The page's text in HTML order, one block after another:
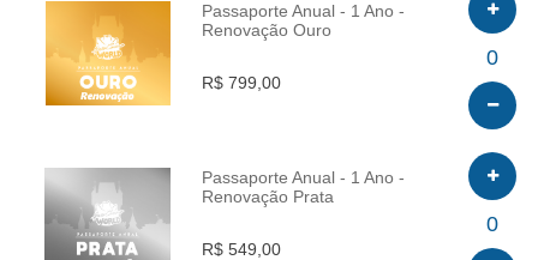
INFO
Passaporte Anual - 1 Ano -
Renovação Ouro
R$ 799,00
0
INFO
Passaporte Anual - 1 Ano -
Renovação Prata
R$ 549,00
0